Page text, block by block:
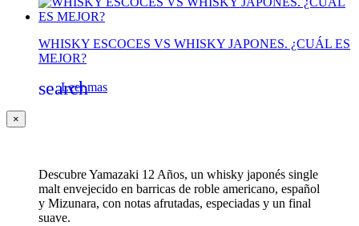
WHISKY ESCOCES VS WHISKY JAPONES. ¿CUÁL ES
MEJOR?
search
Leer mas
×
Descubre Yamazaki 12 Años, un whisky japonés single
malt envejecido en barricas de roble americano, español
y Mizunara, con notas afrutadas, especiadas y un final
suave.